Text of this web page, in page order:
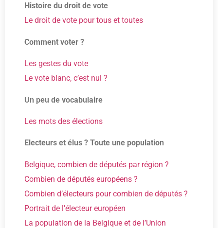
Histoire du droit de vote
Le droit de vote pour tous et toutes
Comment voter ?
Les gestes du vote
Le vote blanc, c’est nul ?
Un peu de vocabulaire
Les mots des élections
Electeurs et élus ? Toute une population
Belgique, combien de députés par région ?
Combien de députés européens ?
Combien d’électeurs pour combien de députés ?
Portrait de l’électeur européen
La population de la Belgique et de l’Union